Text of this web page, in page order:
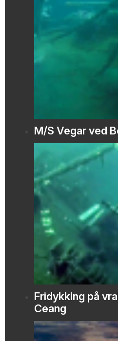
M/S Vegar ved
Fridykking på
Ceang